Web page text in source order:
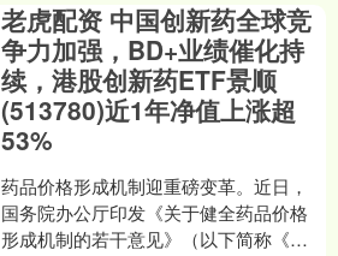
老虎配资 中国创新药全球竞
争力加强，BD+业绩催化持
续，港股创新药ETF景顺
(513780)近1年净值上涨超
53%
药品价格形成机制迎重磅变革。近日，
国务院办公厅印发《关于健全药品价格
形成机制的若干意见》（以下简称《意